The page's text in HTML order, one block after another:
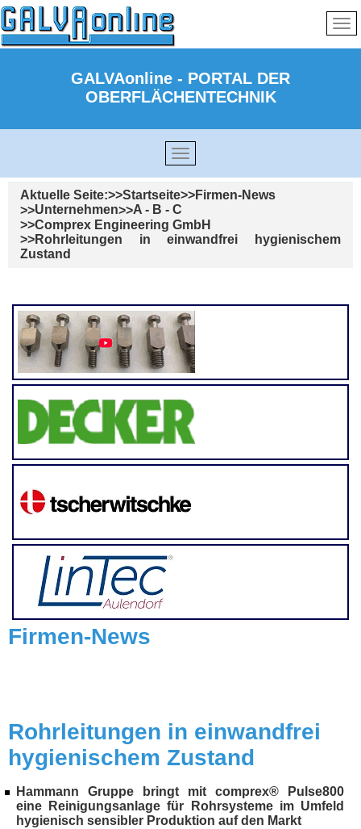
GALVAonline - PORTAL DER
OBERFLÄCHENTECHNIK
Aktuelle Seite: Startseite
Firmen-News
Unternehmen
A - B - C
Comprex Engineering GmbH
Rohrleitungen in einwandfrei hygienischem
Zustand
Firmen-News
Rohrleitungen in einwandfrei
hygienischem Zustand
Hammann Gruppe bringt mit comprex® Pulse800
eine Reinigungsanlage für Rohrsysteme im Umfeld
hygienisch sensibler Produktion auf den Markt